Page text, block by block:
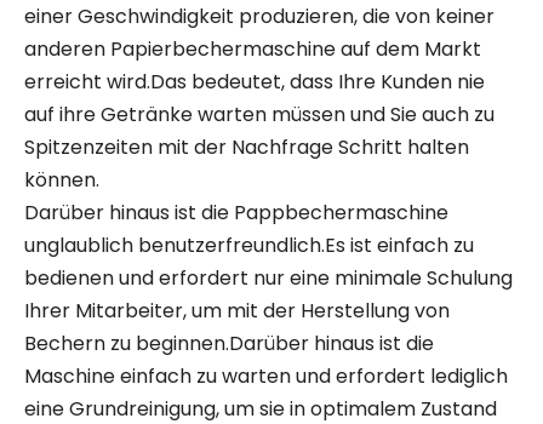
einer Geschwindigkeit produzieren, die von keiner
anderen Papierbechermaschine auf dem Markt
erreicht wird.Das bedeutet, dass Ihre Kunden nie
auf ihre Getränke warten müssen und Sie auch zu
Spitzenzeiten mit der Nachfrage Schritt halten
können.
Darüber hinaus ist die Pappbechermaschine
unglaublich benutzerfreundlich.Es ist einfach zu
bedienen und erfordert nur eine minimale Schulung
Ihrer Mitarbeiter, um mit der Herstellung von
Bechern zu beginnen.Darüber hinaus ist die
Maschine einfach zu warten und erfordert lediglich
eine Grundreinigung, um sie in optimalem Zustand